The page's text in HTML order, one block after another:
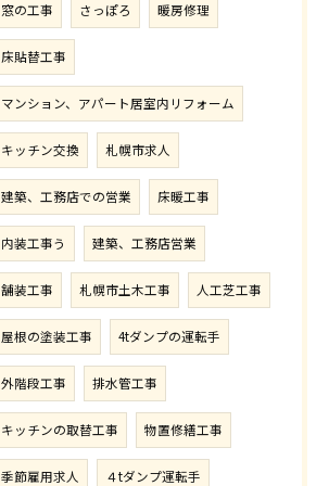
窓の工事 さっぽろ 暖房修理
床貼替工事
マンション、アパート居室内リフォーム
キッチン交換 札幌市求人
建築、工務店での営業 床暖工事
内装工事う 建築、工務店営業
舗装工事 札幌市土木工事 人工芝工事
屋根の塗装工事 4tダンプの運転手
外階段工事 排水管工事
キッチンの取替工事 物置修繕工事
季節雇用求人 ４tダンプ運転手